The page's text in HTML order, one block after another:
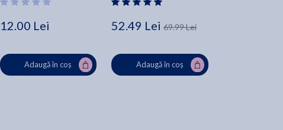
12.00 Lei
Adaugă în coș
52.49 Lei 69.99 Lei
Adaugă în coș